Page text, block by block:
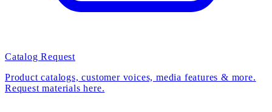
Catalog Request
Product catalogs, customer voices, media features & more.
Request materials here.